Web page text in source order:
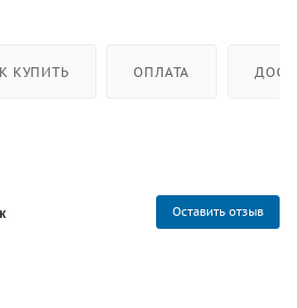
КУПИТЬ ОПЛАТА
Оставить отзыв